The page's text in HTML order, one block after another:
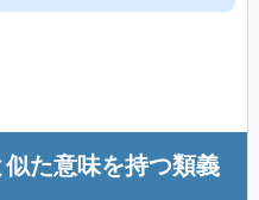
た意味を持つ類義